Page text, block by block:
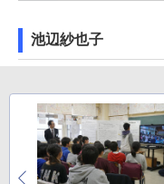
池辺紗也子